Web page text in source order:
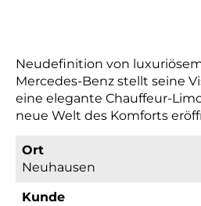
Neudefinition von
Mercedes-Benz stellt seine
eine elegante Chauffeur-
neue Welt des Komforts
Ort
Neuhausen
Kunde